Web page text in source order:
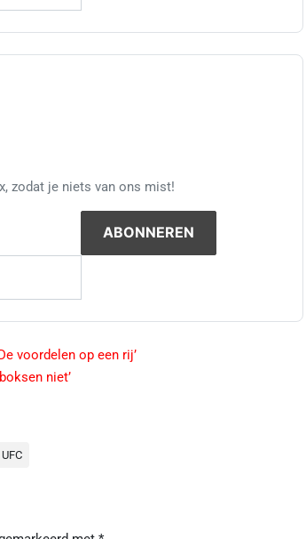
zodat je niets van ons mist!
voordelen op een rij’
niet’
UFC